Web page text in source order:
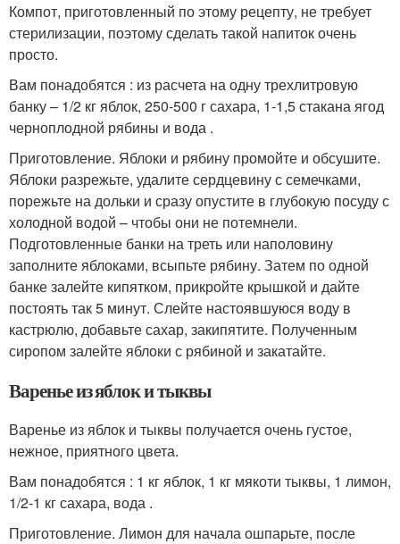
Компот, приготовленный по этому рецепту, не требует
стерилизации, поэтому сделать такой напиток очень
просто.
Вам понадобятся : из расчета на одну трехлитровую
банку – 1/2 кг яблок, 250-500 г сахара, 1-1,5 стакана ягод
черноплодной рябины и вода .
Приготовление. Яблоки и рябину промойте и обсушите.
Яблоки разрежьте, удалите сердцевину с семечками,
порежьте на дольки и сразу опустите в глубокую посуду с
холодной водой – чтобы они не потемнели.
Подготовленные банки на треть или наполовину
заполните яблоками, всыпьте рябину. Затем по одной
банке залейте кипятком, прикройте крышкой и дайте
постоять так 5 минут. Слейте настоявшуюся воду в
кастрюлю, добавьте сахар, закипятите. Полученным
сиропом залейте яблоки с рябиной и закатайте.
Варенье из яблок и тыквы
Варенье из яблок и тыквы получается очень густое,
нежное, приятного цвета.
Вам понадобятся : 1 кг яблок, 1 кг мякоти тыквы, 1 лимон,
1/2-1 кг сахара, вода .
Приготовление. Лимон для начала ошпарьте, после